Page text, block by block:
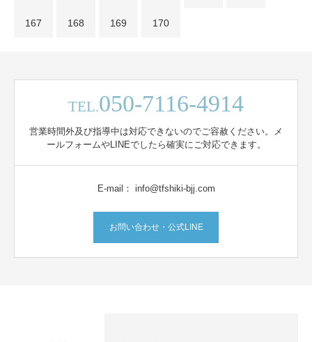
167 168 169 170
TEL.050-7116-4914
営業時間外及び指導中は対応できないのでご容赦ください。メ
ールフォームやLINEでしたら確実にご対応できます。
E-mail： info@tfshiki-bjj.com
お問い合わせ・公式LINE